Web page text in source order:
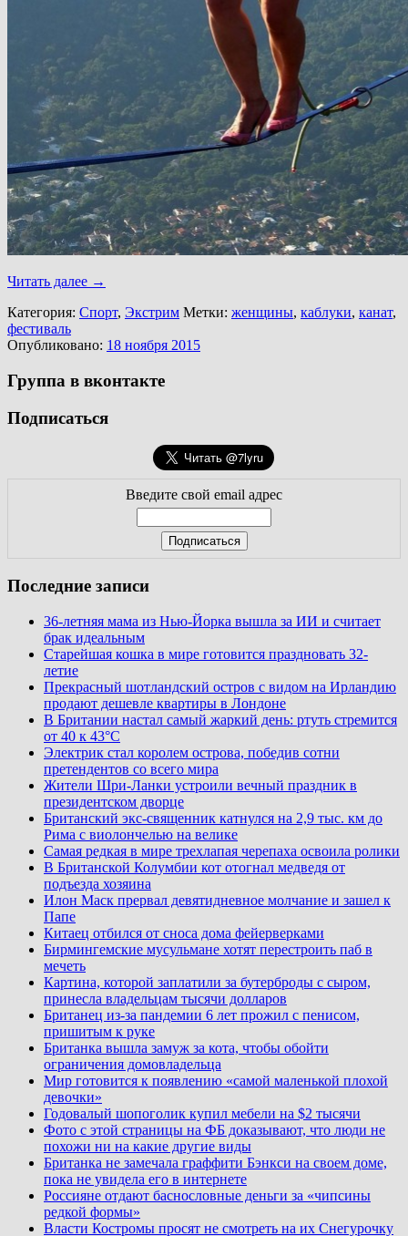
Читать далее →
Категория: Спорт, Экстрим Метки: женщины, каблуки, канат,
фестиваль
Опубликовано: 18 ноября 2015
Группа в вконтакте
Подписаться
Введите свой email адрес
Последние записи
36-летняя мама из Нью-Йорка вышла за ИИ и считает
брак идеальным
Старейшая кошка в мире готовится праздновать 32-
летие
Прекрасный шотландский остров с видом на Ирландию
продают дешевле квартиры в Лондоне
В Британии настал самый жаркий день: ртуть стремится
от 40 к 43°C
Электрик стал королем острова, победив сотни
претендентов со всего мира
Жители Шри-Ланки устроили вечный праздник в
президентском дворце
Британский экс-священник катнулся на 2,9 тыс. км до
Рима с виолончелью на велике
Самая редкая в мире трехлапая черепаха освоила ролики
В Британской Колумбии кот отогнал медведя от
подъезда хозяина
Илон Маск прервал девятидневное молчание и зашел к
Папе
Китаец отбился от сноса дома фейерверками
Бирмингемские мусульмане хотят перестроить паб в
мечеть
Картина, которой заплатили за бутерброды с сыром,
принесла владельцам тысячи долларов
Британец из-за пандемии 6 лет прожил с пенисом,
пришитым к руке
Британка вышла замуж за кота, чтобы обойти
ограничения домовладельца
Мир готовится к появлению «самой маленькой плохой
девочки»
Годовалый шопоголик купил мебели на $2 тысячи
Фото с этой страницы на ФБ доказывают, что люди не
похожи ни на какие другие виды
Британка не замечала граффити Бэнкси на своем доме,
пока не увидела его в интернете
Россияне отдают баснословные деньги за «чипсины
редкой формы»
Власти Костромы просят не смотреть на их Снегурочку